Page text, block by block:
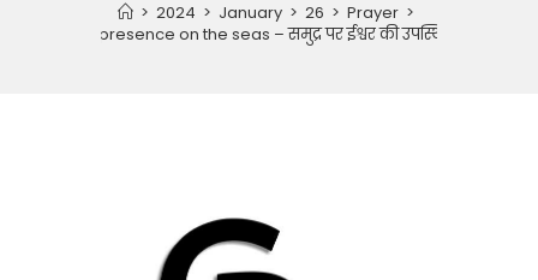
> 2024 > January > 26 > Prayer >
god presence on the seas – समुद्र पर ईश्वर की उपस्थिति की तलाश के